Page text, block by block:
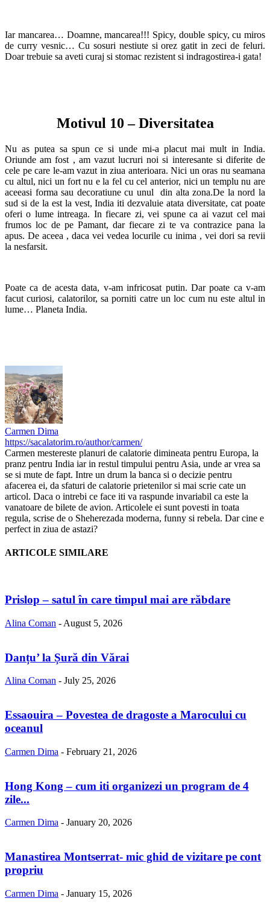
Iar mancarea… Doamne, mancarea!!! Spicy, double spicy, cu miros
de curry vesnic… Cu sosuri nestiute si orez gatit in zeci de feluri.
Doar trebuie sa aveti curaj si stomac rezistent si indragostirea-i gata!
Motivul 10 – Diversitatea
Nu as putea sa spun ce si unde mi-a placut mai mult in India.
Oriunde am fost , am vazut lucruri noi si interesante si diferite de
cele pe care le-am vazut in ziua anterioara. Nici un oras nu seamana
cu altul, nici un fort nu e la fel cu cel anterior, nici un templu nu are
aceeasi forma sau decoratiune cu unul din alta zona.De la nord la
sud si de la est la vest, India iti dezvaluie atata diversitate, cat poate
oferi o lume intreaga. In fiecare zi, vei spune ca ai vazut cel mai
frumos loc de pe Pamant, dar fiecare zi te va contrazice pana la
apus. De aceea , daca vei vedea locurile cu inima , vei dori sa revii
la nesfarsit.
Poate ca de acesta data, v-am infricosat putin. Dar poate ca v-am
facut curiosi, calatorilor, sa porniti catre un loc cum nu este altul in
lume… Planeta India.
Carmen Dima
https://sacalatorim.ro/author/carmen/
Carmen mestereste planuri de calatorie dimineata pentru Europa, la
pranz pentru India iar in restul timpului pentru Asia, unde ar vrea sa
se si mute de fapt. Intre un drum la banca si o decizie pentru
afacerea ei, da sfaturi de calatorie prietenilor si mai scrie cate un
articol. Daca o intrebi ce face iti va raspunde invariabil ca este la
vanatoare de bilete de avion. Articolele ei sunt povesti in toata
regula, scrise de o Sheherezada moderna, funny si rebela. Dar cine e
perfect in ziua de astazi?
ARTICOLE SIMILARE
Prislop – satul în care timpul mai are răbdare
Alina Coman - August 5, 2026
Danțu’ la Șură din Vărai
Alina Coman - July 25, 2026
Essaouira – Povestea de dragoste a Marocului cu
oceanul
Carmen Dima - February 21, 2026
Hong Kong – cum iti organizezi un program de 4
zile...
Carmen Dima - January 20, 2026
Manastirea Montserrat- mic ghid de vizitare pe cont
propriu
Carmen Dima - January 15, 2026